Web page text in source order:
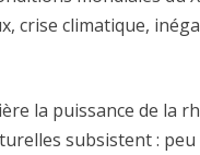
crise climatique,
la puissance de la
subsistent : peu